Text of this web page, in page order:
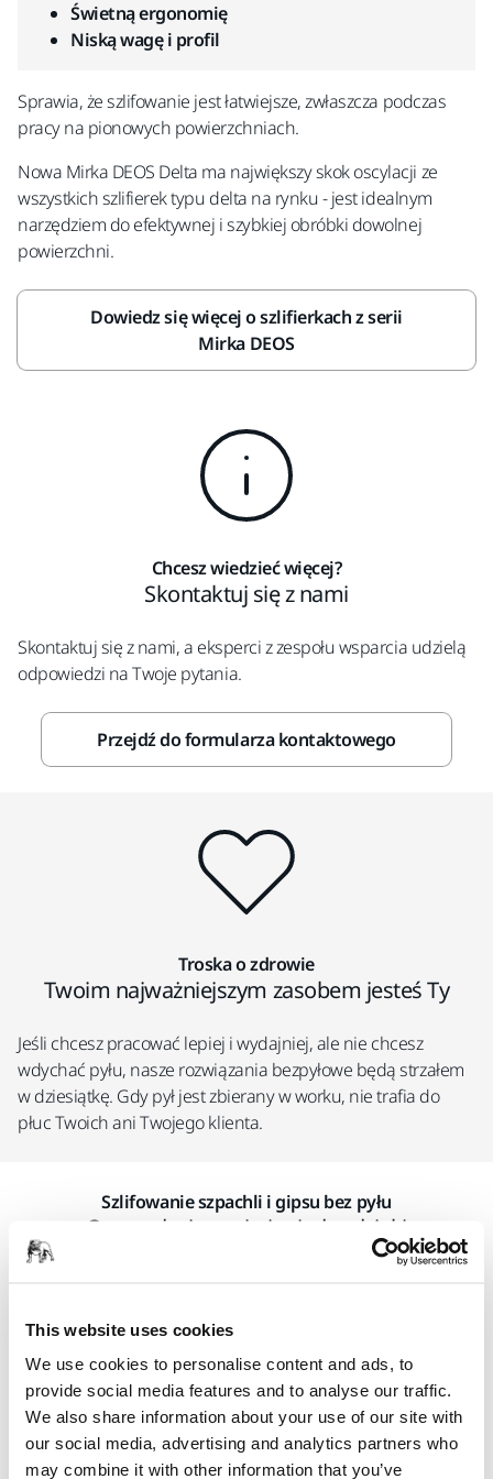
This website uses cookies
We use cookies to personalise content and ads, to
provide social media features and to analyse our traffic.
We also share information about your use of our site with
our social media, advertising and analytics partners who
may combine it with other information that you’ve
Świetną ergonomię
Niską wagę i profil
Sprawia, że szlifowanie jest łatwiejsze, zwłaszcza podczas
pracy na pionowych powierzchniach.
Nowa Mirka DEOS Delta ma największy skok oscylacji ze
wszystkich szlifierek typu delta na rynku - jest idealnym
narzędziem do efektywnej i szybkiej obróbki dowolnej
powierzchni.
Dowiedz się więcej o szlifierkach z serii
Mirka DEOS
Chcesz wiedzieć więcej?
Skontaktuj się z nami
Skontaktuj się z nami, a eksperci z zespołu wsparcia udzielą
odpowiedzi na Twoje pytania.
Przejdź do formularza kontaktowego
Troska o zdrowie
Twoim najważniejszym zasobem jesteś Ty
Jeśli chcesz pracować lepiej i wydajniej, ale nie chcesz
wdychać pyłu, nasze rozwiązania bezpyłowe będą strzałem
w dziesiątkę. Gdy pył jest zbierany w worku, nie trafia do
płuc Twoich ani Twojego klienta.
Szlifowanie szpachli i gipsu bez pyłu
Oszczędzaj czas i pieniądze dzięki
rozwiązaniom bezpyłowym